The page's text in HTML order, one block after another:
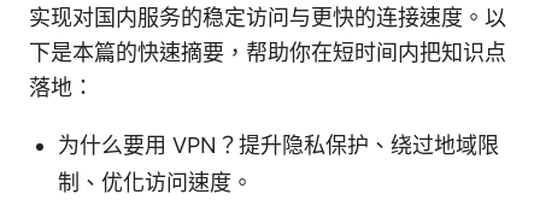
实现对国内服务的稳定访问与更快的连接速度。以
下是本篇的快速摘要，帮助你在短时间内把知识点
落地：
为什么要用 VPN？提升隐私保护、绕过地域限
制、优化访问速度。